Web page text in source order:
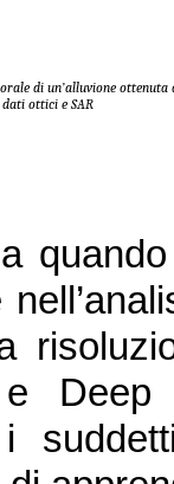
di un’alluvione ottenuta
ottici e SAR
e Deep